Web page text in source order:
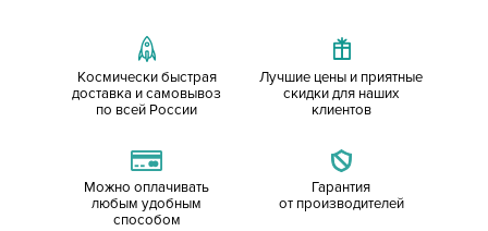
Космически быстрая
доставка и самовывоз
по всей России
Лучшие цены и приятные
скидки для наших
клиентов
Можно оплачивать
любым удобным
способом
Гарантия
от производителей